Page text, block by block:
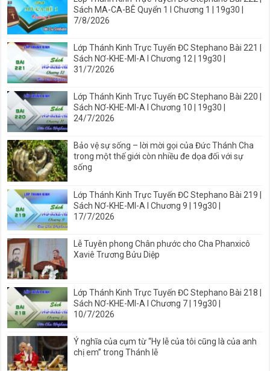
Sách MA-CA-BÊ Quyển 1 I Chương 1 | 19g30 |
7/8/2026
Lớp Thánh Kinh Trực Tuyến ĐC Stephano Bài 221 |
Sách NƠ-KHE-MI-A I Chương 12 | 19g30 |
31/7/2026
Lớp Thánh Kinh Trực Tuyến ĐC Stephano Bài 220 |
Sách NƠ-KHE-MI-A I Chương 10 | 19g30 |
24/7/2026
Bảo vệ sự sống – lời mời gọi của Đức Thánh Cha
trong một thế giới còn nhiều đe dọa đối với sự
sống
Lớp Thánh Kinh Trực Tuyến ĐC Stephano Bài 219 |
Sách NƠ-KHE-MI-A I Chương 9 | 19g30 |
17/7/2026
Lễ Tuyên phong Chân phước cho Cha Phanxicô
Xaviê Trương Bửu Diệp
Lớp Thánh Kinh Trực Tuyến ĐC Stephano Bài 218 |
Sách NƠ-KHE-MI-A I Chương 7 | 19g30 |
10/7/2026
Ý nghĩa của cụm từ “Hy lễ của tôi cũng là của anh
chị em” trong Thánh lễ